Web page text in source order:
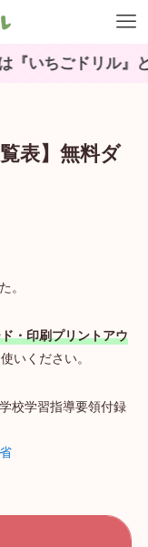
リル』と検索して
表】無料ダ
。
・印刷プリントアウ
いください。
校学習指導要領付録